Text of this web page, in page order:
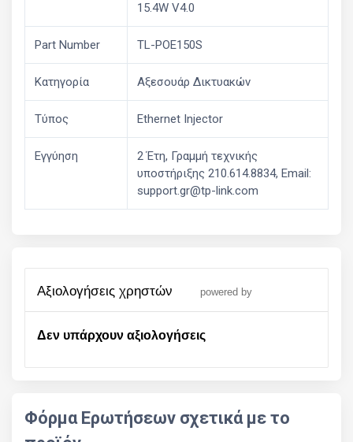
15.4W V4.0
Part Number TL-POE150S
Κατηγορία Αξεσουάρ Δικτυακών
Τύπος Ethernet Injector
Εγγύηση
2 Έτη, Γραμμή τεχνικής
υποστήριξης 210.614.8834, Email:
support.gr@tp-link.com
αξιολογήσεις χρηστών powered by
Δεν υπάρχουν αξιολογήσεις
Φόρμα Ερωτήσεων σχετικά με το